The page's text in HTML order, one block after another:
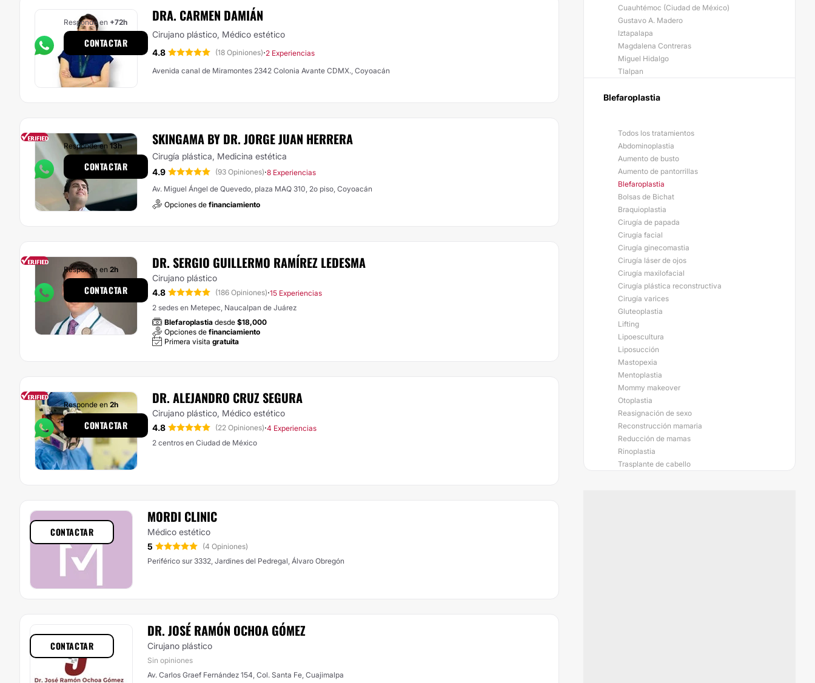
DRA. CARMEN DAMIÁN
Cirujano plástico, Médico estético
4.8
(18 Opiniones)·2 Experiencias
Avenida canal de Miramontes 2342 Colonia Avante CDMX., Coyoacán
Responde en +72h
CONTACTAR
SKINGAMA BY DR. JORGE JUAN HERRERA
Cirugía plástica, Medicina estética
4.9
(93 Opiniones)·8 Experiencias
Av. Miguel Ángel de Quevedo, plaza MAQ 310, 2o piso, Coyoacán
Opciones de financiamiento
Responde en 13h
CONTACTAR
DR. SERGIO GUILLERMO RAMÍREZ LEDESMA
Cirujano plástico
4.8
(186 Opiniones)·15 Experiencias
2 sedes en Metepec, Naucalpan de Juárez
Blefaroplastia desde $18,000
Opciones de financiamiento
Primera visita gratuita
Responde en 2h
CONTACTAR
DR. ALEJANDRO CRUZ SEGURA
Cirujano plástico, Médico estético
4.8
(22 Opiniones)·4 Experiencias
2 centros en Ciudad de México
Responde en 2h
CONTACTAR
MORDI CLINIC
Médico estético
5
(4 Opiniones)
Periférico sur 3332, Jardines del Pedregal, Álvaro Obregón
CONTACTAR
DR. JOSÉ RAMÓN OCHOA GÓMEZ
Cirujano plástico
Sin opiniones
Av. Carlos Graef Fernández 154, Col. Santa Fe, Cuajimalpa
CONTACTAR
Cuauhtémoc (Ciudad de México)
Gustavo A. Madero
Iztapalapa
Magdalena Contreras
Miguel Hidalgo
Tlalpan
Blefaroplastia
Todos los tratamientos
Abdominoplastia
Aumento de busto
Aumento de pantorrillas
Blefaroplastia
Bolsas de Bichat
Braquioplastia
Cirugía de papada
Cirugía facial
Cirugía ginecomastia
Cirugía láser de ojos
Cirugía maxilofacial
Cirugía plástica reconstructiva
Cirugía varices
Gluteoplastia
Lifting
Lipoescultura
Liposucción
Mastopexia
Mentoplastia
Mommy makeover
Otoplastia
Reasignación de sexo
Reconstrucción mamaria
Reducción de mamas
Rinoplastia
Trasplante de cabello